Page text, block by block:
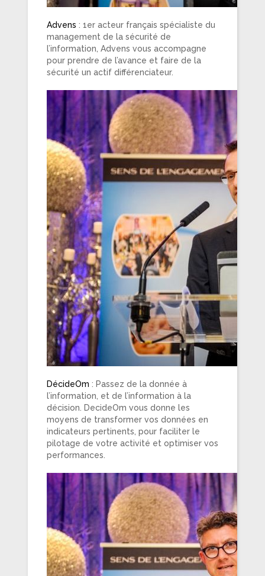
Advens : 1er acteur français spécialiste du
management de la sécurité de
l’information, Advens vous accompagne
pour prendre de l’avance et faire de la
sécurité un actif différenciateur.
DécideOm : Passez de la donnée à
l’information, et de l’information à la
décision. DecideOm vous donne les
moyens de transformer vos données en
indicateurs pertinents, pour faciliter le
pilotage de votre activité et optimiser vos
performances.